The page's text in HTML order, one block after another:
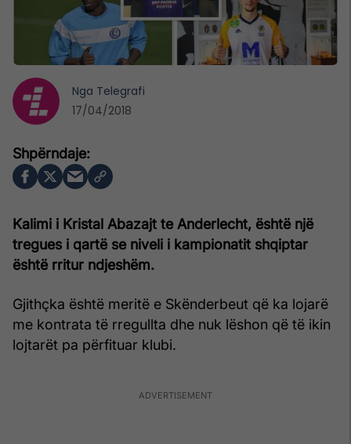
Kalimi i Kristal Abazajt te Anderlecht, është një
tregues i qartë se niveli i kampionatit shqiptar
është rritur ndjeshëm.
Gjithçka është meritë e Skënderbeut që ka lojarë
me kontrata të rregullta dhe nuk lëshon që të ikin
lojtarët pa përfituar klubi.
Nga Telegrafi
17/04/2018